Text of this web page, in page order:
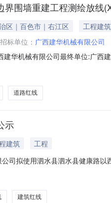
界围墙重建工程测绘放线
区｜百色市｜右江区
工程建筑
招标单位： 广西建华机械有限公司
建华机械有限公司最终单位:广西
始时间2025-02-2710:45:00结
道路红线
示
建筑
工程
司拟使用泗水县泗水县健康路
机关：泗水县自然资源和规划
建筑红线